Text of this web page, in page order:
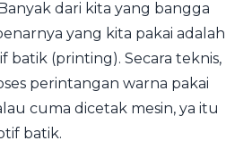
dari kita yang bangga
yang kita pakai adalah
batik (printing). Secara teknis,
perintangan warna pakai
cuma dicetak mesin, ya itu
batik.